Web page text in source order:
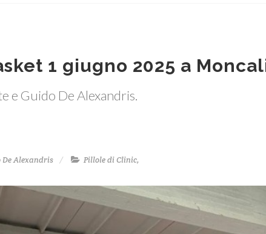
1 giugno 2025 a
e Guido De Alexandris.
De Alexandris Pillole di Clinic,